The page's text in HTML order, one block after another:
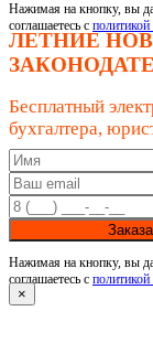
Нажимая на кнопку, вы
соглашаетесь с
ЛЕТНИЕ
Бесплатный
бухгалтера,
Нажимая на кнопку, вы
соглашаетесь с
×